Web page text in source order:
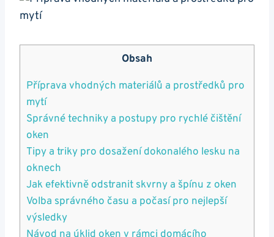
Obsah
Příprava vhodných materiálů a prostředků pro
mytí
Správné techniky a postupy pro rychlé čištění
oken
Tipy a triky pro dosažení dokonalého lesku na
oknech
Jak efektivně odstranit skvrny a špínu z oken
Volba správného času a počasí pro nejlepší
výsledky